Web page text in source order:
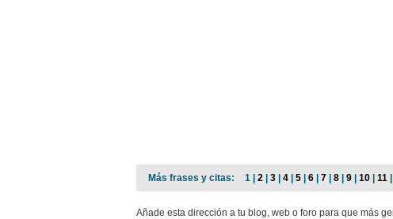
Más frases y citas: 1 | 2 3 4 5 6 7 8 9 10 11
Añade esta dirección a tu blog, web o foro para que más